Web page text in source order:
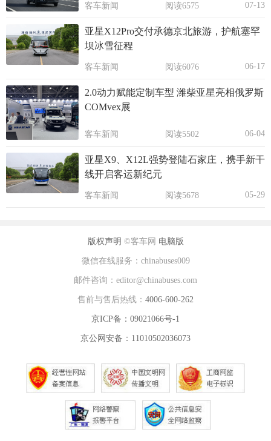
客车新闻 阅读6575 07-13
亚星X12Pro交付承德京北旅游，护航塞罕
坝冰雪征程
客车新闻 阅读6076 06-17
2.0动力赋能定制车型 潍柴亚星亮相俄罗斯
COMvex展
客车新闻 阅读5502 06-04
亚星X9、X12L强势登陆石家庄，携手新干
线开启客运新纪元
客车新闻 阅读5678 05-29
版权声明 ©客车网 电脑版
微信在线服务：chinabuses009
邮件咨询：editor@chinabuses.com
售前与售后热线： 4006-600-262
京ICP备：09021066号-1
京公网安备：11010502036073